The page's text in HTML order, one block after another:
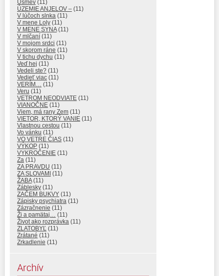
Úsmev (11)
ÚZEMIE ANJELOV – (11)
V lúčoch slnka (11)
V mene Loly (11)
V MENE SYNA(11)
V mlčaní (11)
V mojom srdci (11)
V skorom ráne (11)
V tichu dychu (11)
Veď hej (11)
Vedeli ste? (11)
Vedieť viac (11)
VERÍM… (11)
Veru (11)
VETROM NEODVIATE (11)
VIANOČNE (11)
Viem, má rany Zem (11)
VIETOR, KTORÝ VANIE (11)
Vlastnou cestou (11)
Vo vánku (11)
VO VETRE ČIAS (11)
VÝKOP (11)
VYKROČENIE (11)
Za (11)
ZA PRAVDU (11)
ZA SLOVAMI (11)
ŽABA(11)
Záblesky (11)
ZAČEM BUKVY (11)
Zápisky psychiatra (11)
Zázračnenie (11)
Ži a pamätaj… (11)
Život ako rozprávka (11)
ZLATOBYĽ (11)
Zrátané (11)
Zrkadlenie (11)
Archív